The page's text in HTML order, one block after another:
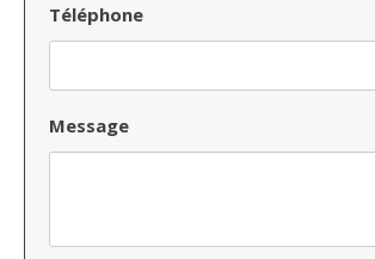
Téléphone
Message